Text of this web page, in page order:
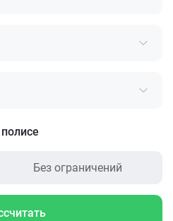
Без ограничений